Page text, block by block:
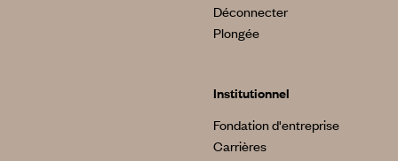
Déconnecter
Plongée
Institutionnel
Fondation d'entreprise
Carrières